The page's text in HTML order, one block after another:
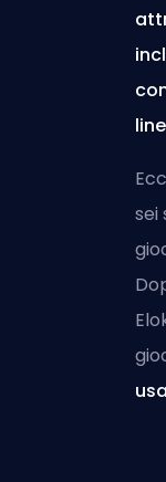
sei